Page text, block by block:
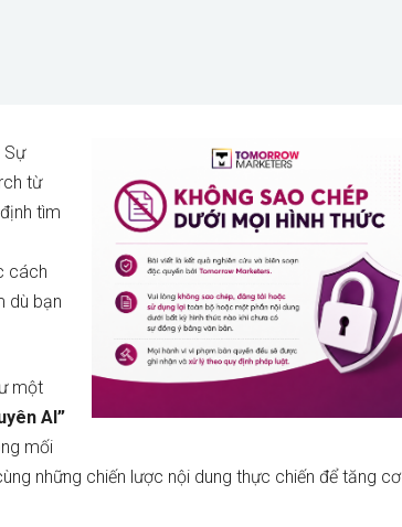
Sự
từ
tìm
cách
dù bạn
một
AI”
mối
những chiến lược nội dung thực chiến để tăng cơ